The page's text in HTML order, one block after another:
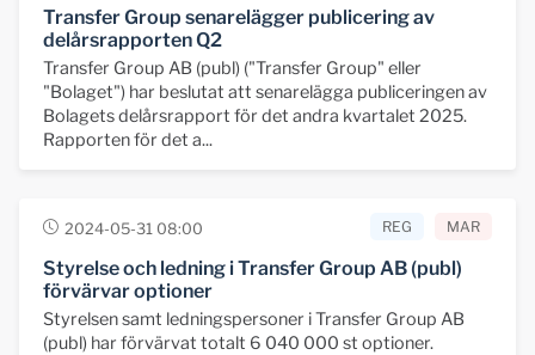
Transfer Group senarelägger publicering av
delårsrapporten Q2
Transfer Group AB (publ) ("Transfer Group" eller
"Bolaget") har beslutat att senarelägga publiceringen av
Bolagets delårsrapport för det andra kvartalet 2025.
Rapporten för det a...
2024-05-31 08:00 REG MAR
Styrelse och ledning i Transfer Group AB (publ)
förvärvar optioner
Styrelsen samt ledningspersoner i Transfer Group AB
(publ) har förvärvat totalt 6 040 000 st optioner.